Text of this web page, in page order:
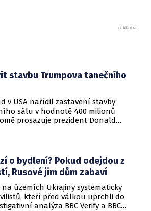
stavbu Trumpova tanečního
v USA nařídil zastavení stavby
sálu v hodnotě 400 milionů
prosazuje prezident Donald
o bydlení? Pokud odejdou z
Rusové jim dům zabaví
územích Ukrajiny systematicky
kteří před válkou uprchli do
analýza BBC Verify a BBC